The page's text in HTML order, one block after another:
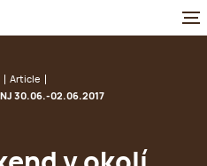
Article
30.06.-02.06.2017